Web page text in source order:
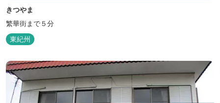
きつやま
繁華街まで５分
東紀州